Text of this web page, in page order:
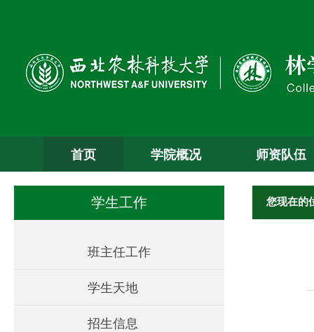
首页 学院概况 师资队伍
学生工作
班主任工作
学生天地
招生信息
您现在的